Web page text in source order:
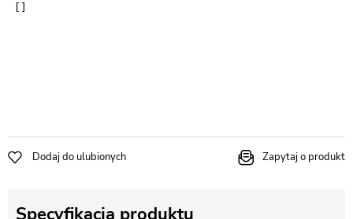
Dodaj do ulubionych Zapytaj o produkt
Specyfikacja produktu